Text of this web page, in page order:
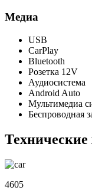
Медиа
USB
CarPlay
Bluetooth
Розетка 12V
Аудиосистема
Android Auto
Мультимедиа
Беспроводная
Технические
4605